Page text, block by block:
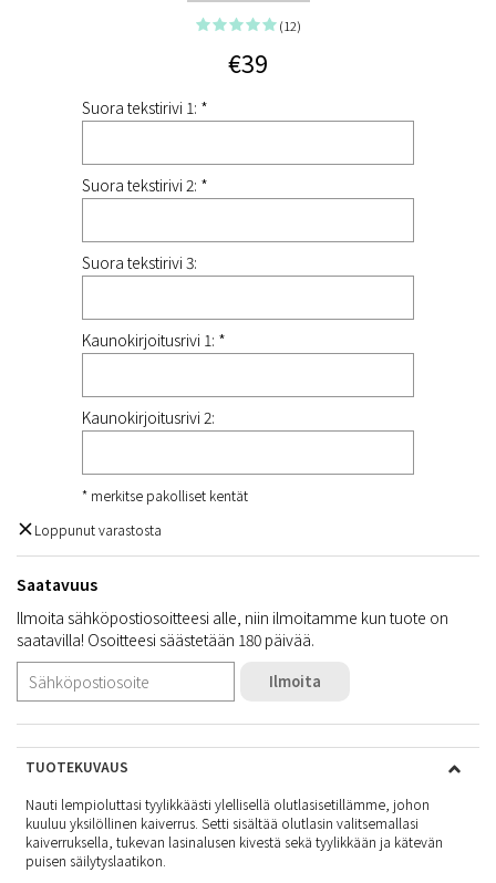
(12)
€39
Suora tekstirivi 1: *
Suora tekstirivi 2: *
Suora tekstirivi 3:
Kaunokirjoitusrivi 1: *
Kaunokirjoitusrivi 2:
* merkitse pakolliset kentät
Loppunut varastosta
Saatavuus
Ilmoita sähköpostiosoitteesi alle, niin ilmoitamme kun tuote on
saatavilla! Osoitteesi säästetään 180 päivää.
Ilmoita
TUOTEKUVAUS
Nauti lempioluttasi tyylikkäästi ylellisellä olutlasisetillämme, johon
kuuluu yksilöllinen kaiverrus. Setti sisältää olutlasin valitsemallasi
kaiverruksella, tukevan lasinalusen kivestä sekä tyylikkään ja kätevän
puisen säilytyslaatikon.